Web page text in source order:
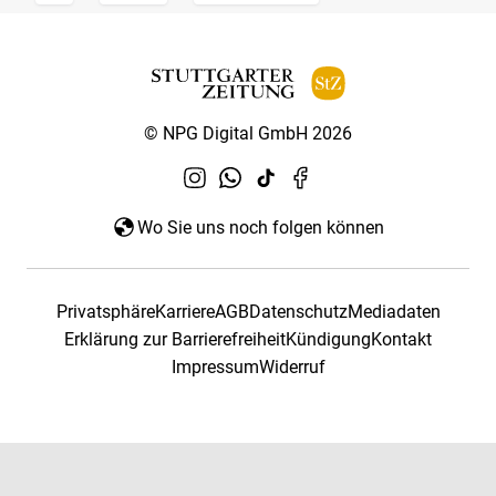
© NPG Digital GmbH 2026
Wo Sie uns noch folgen können
PrivatsphäreKarriereAGBDatenschutzMediadaten
Erklärung zur BarrierefreiheitKündigungKontakt
ImpressumWiderruf